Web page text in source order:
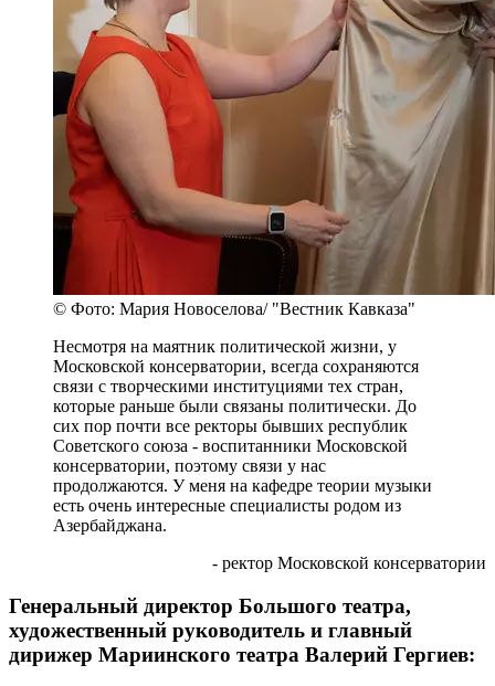
© Фото: Мария Новоселова/ "Вестник Кавказа"
Несмотря на маятник политической жизни, у
Московской консерватории, всегда сохраняются
связи с творческими институциями тех стран,
которые раньше были связаны политически. До
сих пор почти все ректоры бывших республик
Советского союза - воспитанники Московской
консерватории, поэтому связи у нас
продолжаются. У меня на кафедре теории музыки
есть очень интересные специалисты родом из
Азербайджана.
- ректор Московской консерватории
Генеральный директор Большого театра,
художественный руководитель и главный
дирижер Мариинского театра Валерий Гергиев: